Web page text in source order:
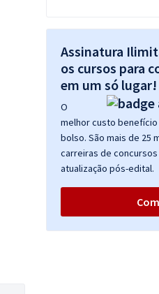
Assinatura
os cursos para
em um só lugar!
O
melhor custo
bolso. São mais de 25
carreiras de
atualização pós-edital.